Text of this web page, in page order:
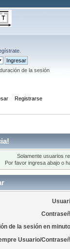
de la sesión
Registrarse
Solamente usuarios
Por favor ingresa abajo o
de la sesión en
Usuario/